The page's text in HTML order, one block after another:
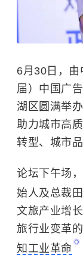
6月30日，
届）中国广
湖区圆满举
助力城市高
转型、城市
论坛下午场
始人及总裁
文旅产业增
旅行业变革
知工业革命